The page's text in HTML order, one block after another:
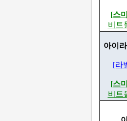
[스
비트
아이
[라
[스
비트